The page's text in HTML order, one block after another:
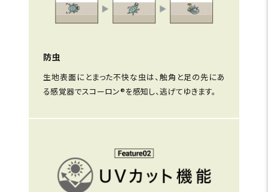
防虫
生地表面にとまった不快な虫は、触角と足の先にあ
る感覚器でスコーロン®を感知し、逃げてゆきます。